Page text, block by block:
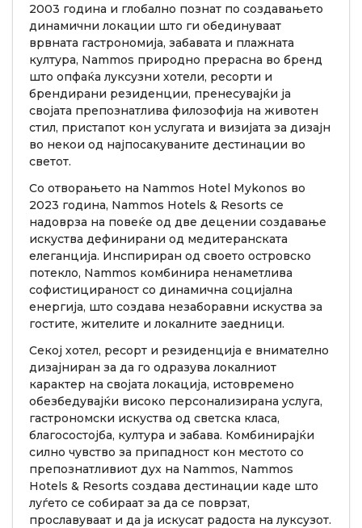
2003 година и глобално познат по создавањето
динамични локации што ги обединуваат
врвната гастрономија, забавата и плажната
култура, Nammos природно прерасна во бренд
што опфаќа луксузни хотели, ресорти и
брендирани резиденции, пренесувајќи ја
својата препознатлива филозофија на животен
стил, пристапот кон услугата и визијата за дизајн
во некои од најпосакуваните дестинации во
светот.
Со отворањето на Nammos Hotel Mykonos во
2023 година, Nammos Hotels & Resorts се
надоврза на повеќе од две децении создавање
искуства дефинирани од медитеранската
елеганција. Инспириран од своето островско
потекло, Nammos комбинира ненаметлива
софистицираност со динамична социјална
енергија, што создава незаборавни искуства за
гостите, жителите и локалните заедници.
Секој хотел, ресорт и резиденција е внимателно
дизајниран за да го одразува локалниот
карактер на својата локација, истовремено
обезбедувајќи високо персонализирана услуга,
гастрономски искуства од светска класа,
благосостојба, култура и забава. Комбинирајќи
силно чувство за припадност кон местото со
препознатливиот дух на Nammos, Nammos
Hotels & Resorts создава дестинации каде што
луѓето се собираат за да се поврзат,
прославуваат и да ја искусат радоста на луксузот.